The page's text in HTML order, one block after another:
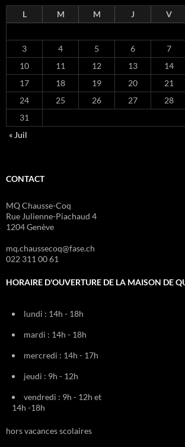
L M M J V
3
4 5 6 7
10
11 12 13 14
17
18 19 20 21
24
25 26 27 28
31
« Juil
CONTACT
MQ Chausse-Coq
Rue Julienne-Piachaud 4
1204 Genève
mq.chaussecoq@fase.ch
022 311 00 61
HORAIRE D'OUVERTURE DE LA MAISON DE
lundi : 14h - 18h
mardi : 14h - 18h
mercredi : 14h - 17h
jeudi : 9h - 12h
vendredi : 9h - 12h et
14h -18h
hors vacances scolaires